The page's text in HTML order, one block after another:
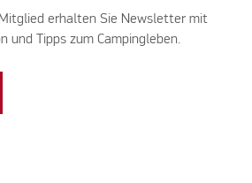
erhalten Sie Newsletter mit
und Tipps zum Campingleben.